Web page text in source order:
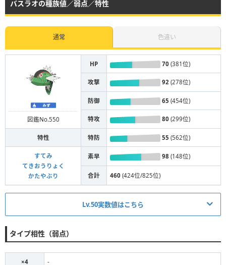
バスラオの種族値／弱点／特性
通常 色違い
図鑑No.550
HP 70 (381位)
攻撃 92 (278位)
防御 65 (454位)
特攻 80 (299位)
特性 特防 55 (562位)
すてみ
てきおうりょく
かたやぶり
素早 98 (148位)
合計 460 (424位/825位)
Lv.50実数値はこちら
HP 177 177 145 130 130
攻撃
タイプ相性（弱点）
×4 -